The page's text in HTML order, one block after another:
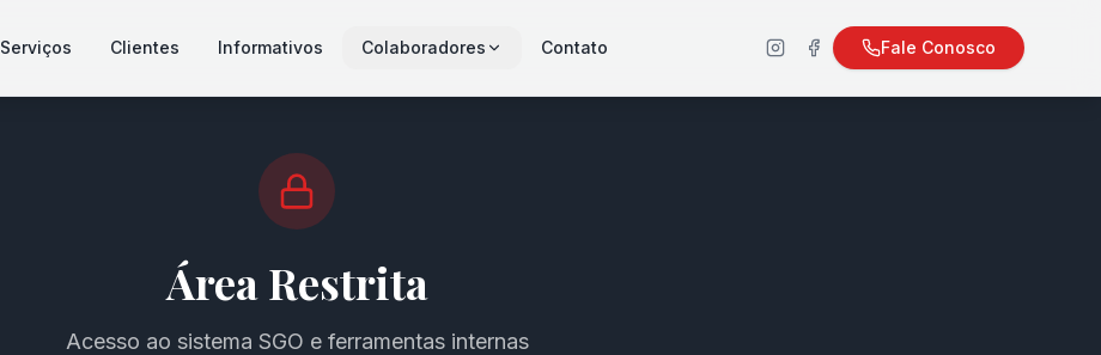
Serviços Clientes Informativos Colaboradores Contato Fale Conosco
Área Restrita
Acesso ao sistema SGO e ferramentas internas